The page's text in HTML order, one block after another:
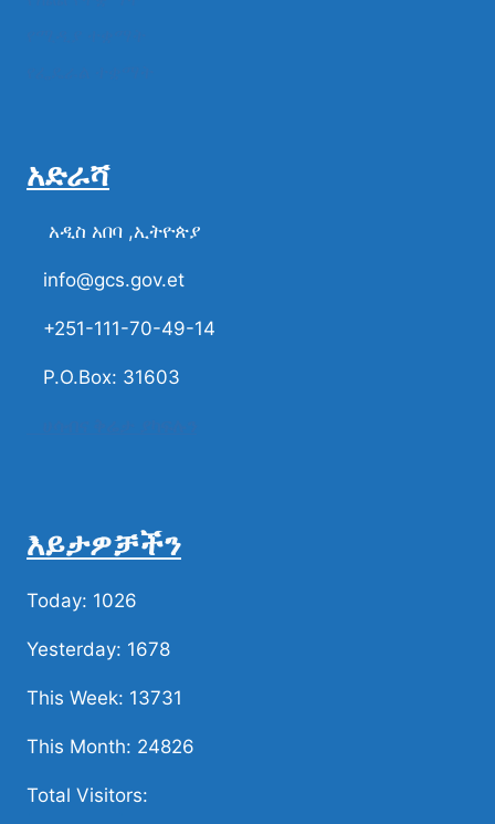
አድራሻ
አዲስ አበባ ,ኢትዮጵያ
info@gcs.gov.et
+251-111-70-49-14
P.O.Box: 31603
እይታዎቻችን
Today: 1026
Yesterday: 1678
This Week: 13731
This Month: 24826
Total Visitors: